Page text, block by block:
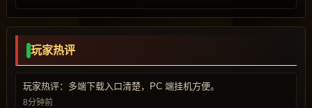
玩家热评
玩家热评：多端下载入口清楚，PC 端挂机方便。
8分钟前